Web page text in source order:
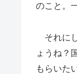
のこと。
それに
ょうね？
もらいた